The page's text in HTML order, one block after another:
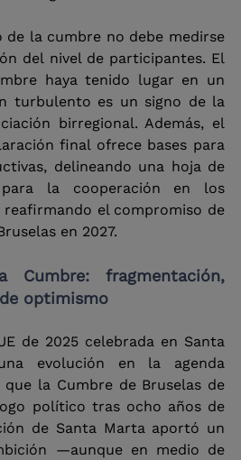
de la cumbre no debe medirse
del nivel de participantes. El
haya tenido lugar en un
turbulento es un signo de la
birregional. Además, el
final ofrece bases para
delineando una hoja de
la cooperación en los
reafirmando el compromiso de
en 2027.
Cumbre: fragmentación,
optimismo
de 2025 celebrada en Santa
evolución en la agenda
la Cumbre de Bruselas de
político tras ocho años de
de Santa Marta aportó un
—aunque en medio de